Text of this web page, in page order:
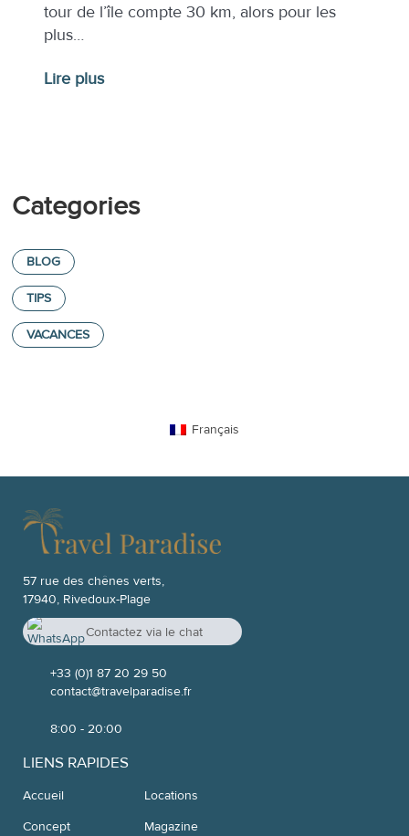
tour de l’île compte 30 km, alors pour les
plus…
Lire plus
Categories
BLOG
TIPS
VACANCES
Français
57 rue des chênes verts,
17940, Rivedoux-Plage
Contactez via le chat
Whatsapp
+33 (0)1 87 20 29 50
contact@travelparadise.fr
8:00 - 20:00
LIENS RAPIDES
Accueil
Locations
Concept
Magazine